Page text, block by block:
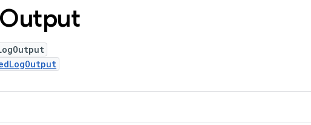
Output